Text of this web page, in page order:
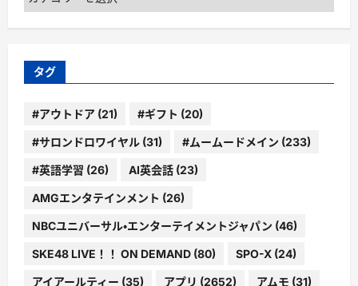
テ
ゴ
ー
タグ
#アウトドア (21) #ギフト (20)
#サロンドロワイヤル (31) #ムームードメイン (233)
#英語学習 (26) AI英会話 (23)
AMGエンタテインメント (26)
NBCユニバーサル・エンターテイメントジャパン (46)
SKE48 LIVE！！ ON DEMAND (80) SPO-X (24)
アイアールティー (35) アプリ (2652) アムモ (31)